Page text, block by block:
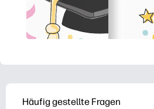
Häufig gestellte Fragen